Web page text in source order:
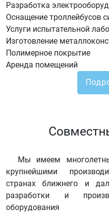
Разработка
Оснащение троллейбусов
Услуги испытательной
Изготовление
Полимерное покрытие
Аренда помещений
Мы имеем
крупнейшими
странах ближнего и
разработки и
оборудования